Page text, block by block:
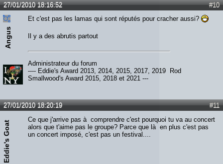
#10
27/01/2010 18:16:52
Angus
Et c'est pas les lamas qui sont réputés pour cracher aussi?
Il y a des abrutis partout
Administrateur du forum
---- Eddie's Award 2013, 2014, 2015, 2017, 2019 Rod
Smallwood's Award 2015, 2018 et 2021 ---
#11
27/01/2010 18:20:19
Eddie's Goat
Ce que j'arrive pas à comprendre c'est pourquoi tu va au concert
alors que t'aime pas le groupe? Parce que là en plus c'est pas
un concert imposé, c'est pas un festival....